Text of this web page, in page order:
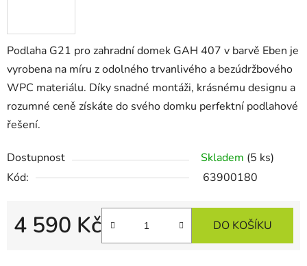
Podlaha G21 pro zahradní domek GAH 407 v barvě Eben je
vyrobena na míru z odolného trvanlivého a bezúdržbového
WPC materiálu. Díky snadné montáži, krásnému designu a
rozumné ceně získáte do svého domku perfektní podlahové
řešení.
Dostupnost Skladem (5 ks)
Kód:
63900180
4 590 Kč DO KOŠÍKU